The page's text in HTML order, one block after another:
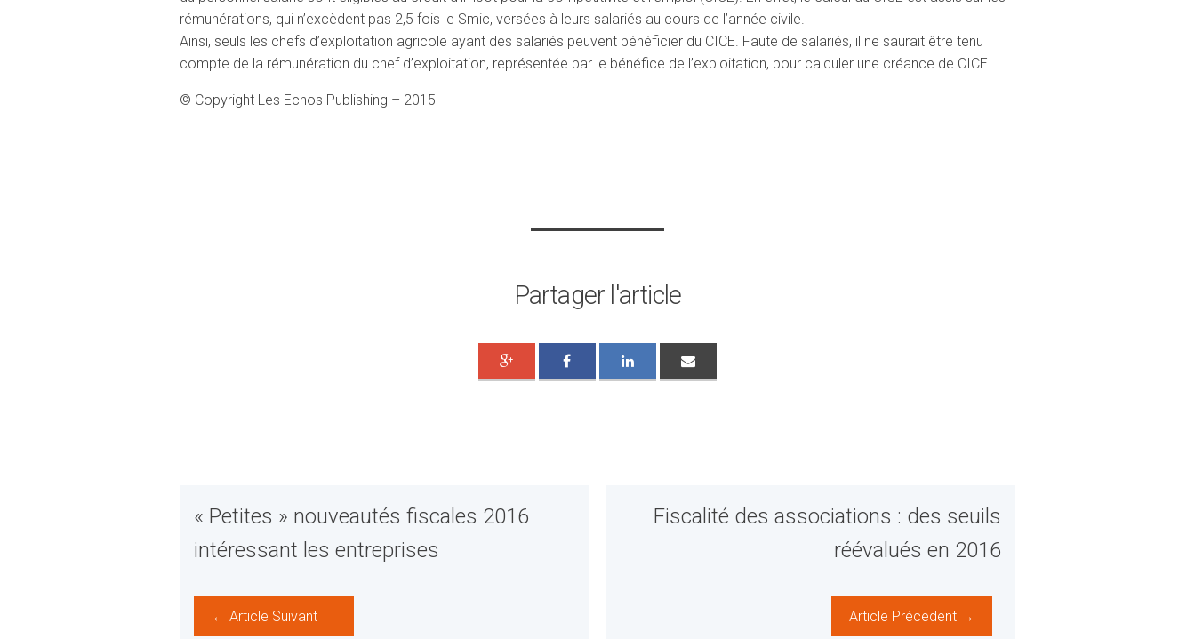
rémunérations, qui n’excèdent pas 2,5 fois le Smic, versées à leurs salariés au cours de l’année civile.
Ainsi, seuls les chefs d’exploitation agricole ayant des salariés peuvent bénéficier du CICE. Faute de salariés, il ne saurait être tenu
compte de la rémunération du chef d’exploitation, représentée par le bénéfice de l’exploitation, pour calculer une créance de CICE.
© Copyright Les Echos Publishing – 2015
Partager l'article
« Petites » nouveautés fiscales 2016
intéressant les entreprises
← Article Suivant
Fiscalité des associations : des seuils
réévalués en 2016
Article Précedent →